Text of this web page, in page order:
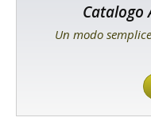
Catalogo
Un modo